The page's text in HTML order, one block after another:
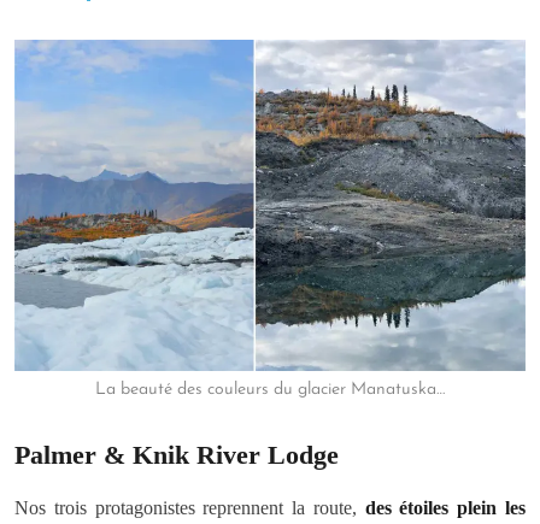
La beauté des couleurs du glacier Manatuska…
Palmer & Knik River Lodge
Nos trois protagonistes reprennent la route, des étoiles plein les